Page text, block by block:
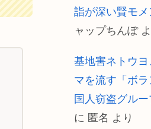
詣が深い賢モ
ャップちんぽよ
基地害ネトウ
マを流す「ボ
国人窃盗グルー
に 匿名 より